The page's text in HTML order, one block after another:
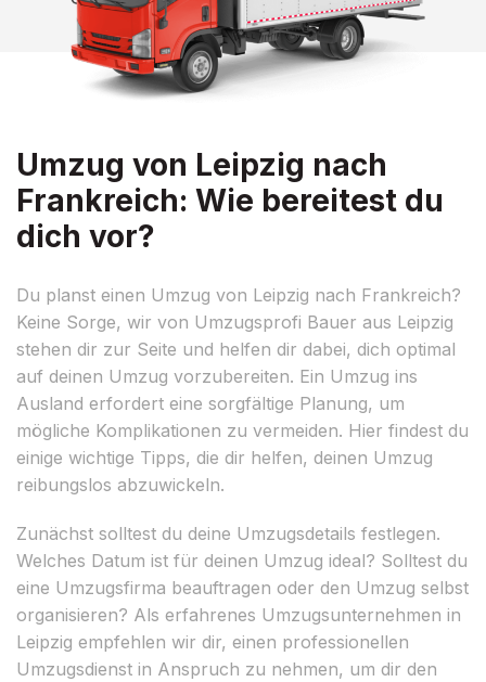
Umzug von Leipzig nach
Frankreich: Wie bereitest du
dich vor?
Du planst einen Umzug von Leipzig nach Frankreich?
Keine Sorge, wir von Umzugsprofi Bauer aus Leipzig
stehen dir zur Seite und helfen dir dabei, dich optimal
auf deinen Umzug vorzubereiten. Ein Umzug ins
Ausland erfordert eine sorgfältige Planung, um
mögliche Komplikationen zu vermeiden. Hier findest du
einige wichtige Tipps, die dir helfen, deinen Umzug
reibungslos abzuwickeln.
Zunächst solltest du deine Umzugsdetails festlegen.
Welches Datum ist für deinen Umzug ideal? Solltest du
eine Umzugsfirma beauftragen oder den Umzug selbst
organisieren? Als erfahrenes Umzugsunternehmen in
Leipzig empfehlen wir dir, einen professionellen
Umzugsdienst in Anspruch zu nehmen, um dir den